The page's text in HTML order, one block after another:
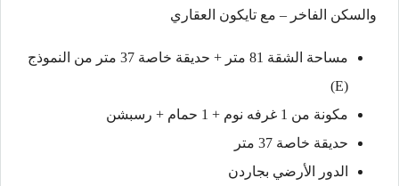
والسكن الفاخر – مع تايكون العقاري
مساحة الشقة 81 متر + حديقة خاصة 37 متر من النموذج
(E)
مكونة من 1 غرفه نوم + 1 حمام + رسبشن
حديقة خاصة 37 متر
الدور الأرضي بجاردن